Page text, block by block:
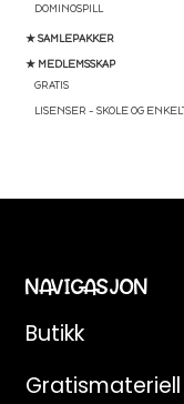
DOMINOSPILL
★ SAMLEPAKKER
★ MEDLEMSSKAP
GRATIS
LISENSER – SKOLE OG
NAVIGASJON
Butikk
Gratismateriell